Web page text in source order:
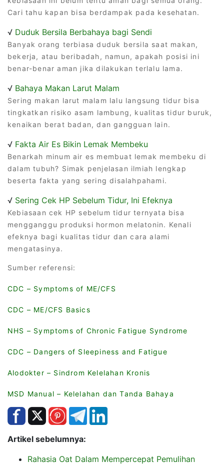
Cari tahu kapan bisa berdampak pada kesehatan.
√ Duduk Bersila Berbahaya bagi Sendi
Banyak orang terbiasa duduk bersila saat makan,
bekerja, atau beribadah, namun, apakah posisi ini
benar-benar aman jika dilakukan terlalu lama.
√ Bahaya Makan Larut Malam
Sering makan larut malam lalu langsung tidur bisa
tingkatkan risiko asam lambung, kualitas tidur buruk,
kenaikan berat badan, dan gangguan lain.
√ Fakta Air Es Bikin Lemak Membeku
Benarkah minum air es membuat lemak membeku di
dalam tubuh? Simak penjelasan ilmiah lengkap
beserta fakta yang sering disalahpahami.
√ Sering Cek HP Sebelum Tidur, Ini Efeknya
Kebiasaan cek HP sebelum tidur ternyata bisa
mengganggu produksi hormon melatonin. Kenali
efeknya bagi kualitas tidur dan cara alami
mengatasinya.
Sumber referensi:
CDC – Symptoms of ME/CFS
CDC – ME/CFS Basics
NHS – Symptoms of Chronic Fatigue Syndrome
CDC – Dangers of Sleepiness and Fatigue
Alodokter – Sindrom Kelelahan Kronis
MSD Manual – Kelelahan dan Tanda Bahaya
Artikel sebelumnya:
Rahasia Oat Dalam Mempercepat Pemulihan